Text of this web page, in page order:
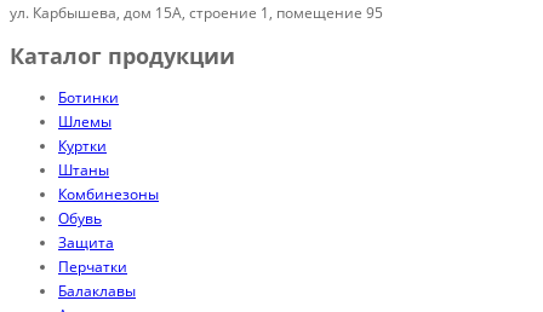
ул. Карбышева, дом 15А, строение 1, помещение 95
Каталог продукции
Ботинки
Шлемы
Куртки
Штаны
Комбинезоны
Обувь
Защита
Перчатки
Балаклавы